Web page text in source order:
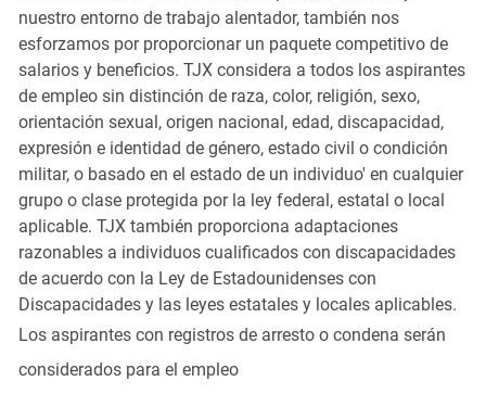
nuestro entorno de trabajo alentador, también nos
esforzamos por proporcionar un paquete competitivo de
salarios y beneficios. TJX considera a todos los aspirantes
de empleo sin distinción de raza, color, religión, sexo,
orientación sexual, origen nacional, edad, discapacidad,
expresión e identidad de género, estado civil o condición
militar, o basado en el estado de un individuo' en cualquier
grupo o clase protegida por la ley federal, estatal o local
aplicable. TJX también proporciona adaptaciones
razonables a individuos cualificados con discapacidades
de acuerdo con la Ley de Estadounidenses con
Discapacidades y las leyes estatales y locales aplicables.
Los aspirantes con registros de arresto o condena serán
considerados para el empleo